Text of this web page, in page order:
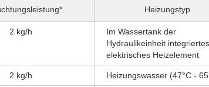
Heizungstyp
2 kg/h
Im Wassertank der
Hydraulikeinheit integriertes
elektrisches Heizelement
2 kg/h Heizungswasser (47°C -